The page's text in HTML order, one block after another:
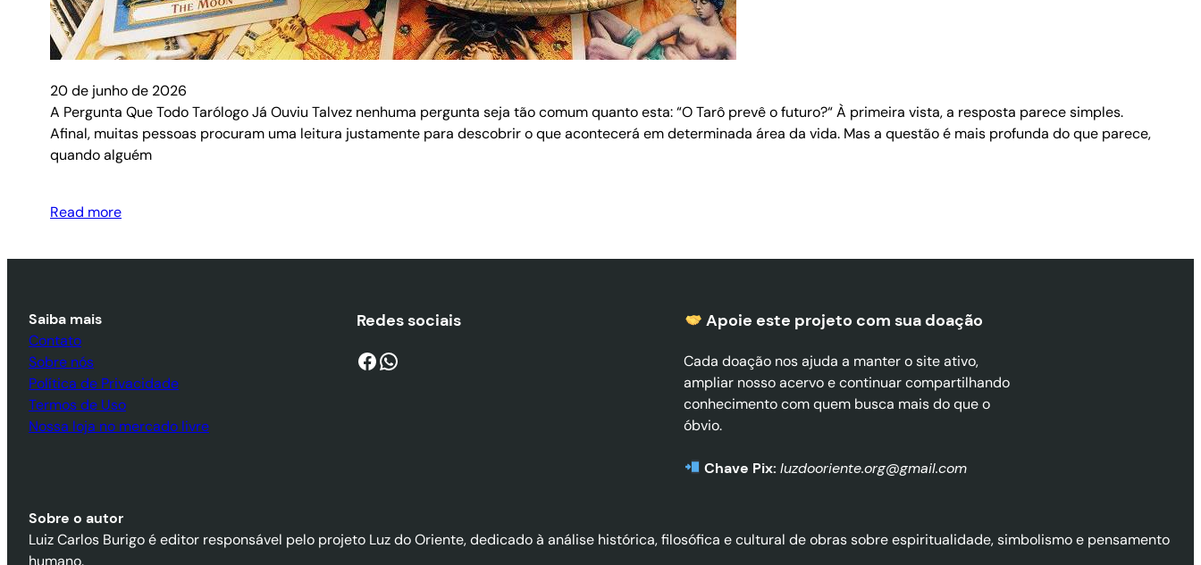
20 de junho de 2026
A Pergunta Que Todo Tarólogo Já Ouviu Talvez nenhuma pergunta seja tão comum quanto esta: “O Tarô prevê o futuro?“ À primeira vista, a resposta parece simples.
Afinal, muitas pessoas procuram uma leitura justamente para descobrir o que acontecerá em determinada área da vida. Mas a questão é mais profunda do que parece,
quando alguém
Read more
Saiba mais
Contato
Sobre nós
Política de Privacidade
Termos de Uso
Nossa loja no mercado livre
Redes sociais
Facebook WhatsApp
Apoie este projeto com sua doação
Cada doação nos ajuda a manter o site ativo,
ampliar nosso acervo e continuar compartilhando
conhecimento com quem busca mais do que o
óbvio.
Chave Pix: luzdooriente.org@gmail.com
Sobre o autor
Luiz Carlos Burigo é editor responsável pelo projeto Luz do Oriente, dedicado à análise histórica, filosófica e cultural de obras sobre espiritualidade, simbolismo e pensamento
humano.